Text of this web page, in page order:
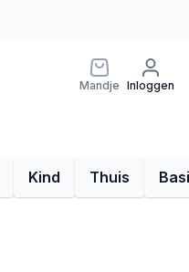
Mandje Inloggen
Kind Thuis